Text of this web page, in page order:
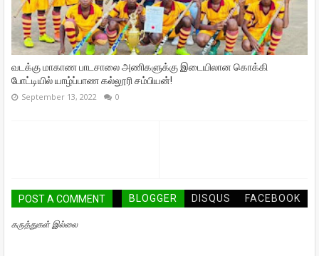
வடக்கு மாகாண பாடசாலை அணிகளுக்கு இடையிலான கொக்கி
போட்டியில் யாழ்ப்பாண கல்லூரி சம்பியன்!
September 13, 2022 0
POST A COMMENT BLOGGER DISQUS FACEBOOK
கருத்துகள் இல்லை